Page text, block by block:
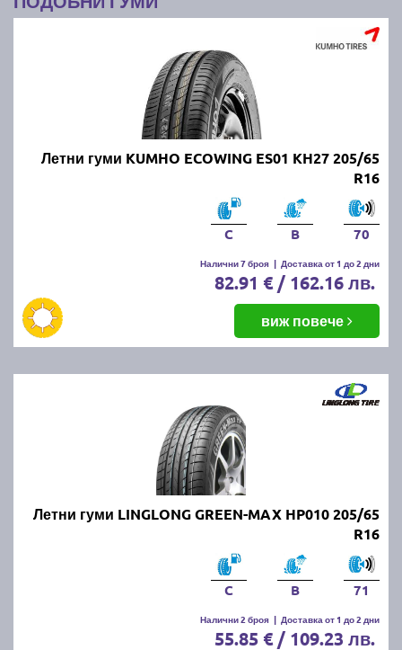
Летни гуми KUMHO ECOWING ES01 KH27 205/65
R16
C B 70
Налични 7 броя | Доставка от 1 до 2 дни
82.91 € / 162.16 лв.
виж повече
Летни гуми LINGLONG GREEN-MAX HP010 205/65
R16
C B 71
Налични 2 броя | Доставка от 1 до 2 дни
55.85 € / 109.23 лв.